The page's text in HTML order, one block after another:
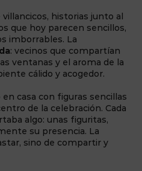
historias junto al
que hoy parecen sencillos,
imborrables. La
: vecinos que compartían
ventanas y el aroma de la
cálido y acogedor.
casa con figuras sencillas
de la celebración. Cada
algo: unas figuritas,
su presencia. La
sino de compartir y